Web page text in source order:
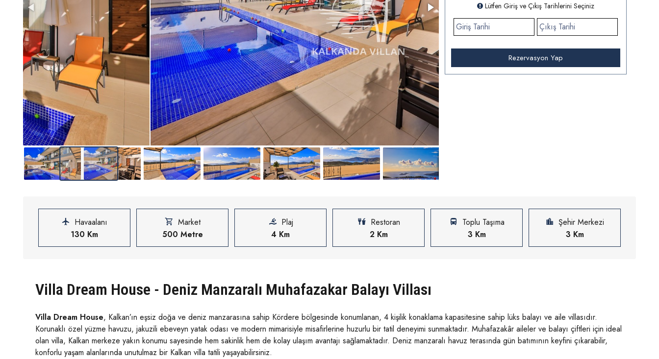
Lütfen Giriş ve Çıkış Tarihlerini Seçiniz
Rezervasyon Yap
Havaalanı
130 Km
Market
500 Metre
Plaj
4 Km
Restoran
2 Km
Toplu Taşıma
3 Km
Şehir Merkezi
3 Km
Villa Dream House - Deniz Manzaralı Muhafazakar Balayı Villası
Villa Dream House, Kalkan’ın eşsiz doğa ve deniz manzarasına sahip Kördere bölgesinde konumlanan, 4 kişilik konaklama kapasitesine sahip lüks balayı ve aile villasıdır.
Korunaklı özel yüzme havuzu, jakuzili ebeveyn yatak odası ve modern mimarisiyle misafirlerine huzurlu bir tatil deneyimi sunmaktadır. Muhafazakâr aileler ve balayı çiftleri için ideal
olan villa, Kalkan merkeze yakın konumu sayesinde hem sakinlik hem de kolay ulaşım avantajı sağlamaktadır. Deniz manzaralı havuz terasında gün batımının keyfini çıkarabilir,
konforlu yaşam alanlarında unutulmaz bir Kalkan villa tatili yaşayabilirsiniz.